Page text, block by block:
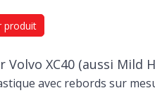
produit
Volvo XC40 (aussi Mild
avec rebords sur